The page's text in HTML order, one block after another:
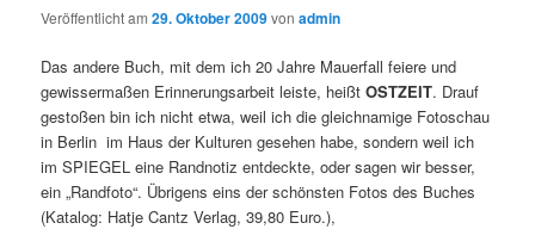
Veröffentlicht am29. Oktober 2009vonadmin
Das andere Buch, mit dem ich 20 Jahre Mauerfall feiere und
gewissermaßen Erinnerungsarbeit leiste, heißtOSTZEIT. Drauf
gestoßen bin ich nicht etwa, weil ich die gleichnamige Fotoschau
in Berlin im Haus der Kulturen gesehen habe, sondern weil ich
im SPIEGEL eine Randnotiz entdeckte, oder sagen wir besser,
ein „Randfoto“. Übrigens eins der schönsten Fotos des Buches
(Katalog: Hatje Cantz Verlag, 39,80 Euro.),